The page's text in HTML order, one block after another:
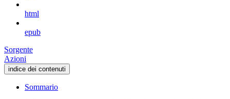
html
epub
Sorgente
Azioni
indice dei contenuti
Sommario